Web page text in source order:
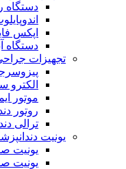
دستگاه
اپکس
دستگاه
تجهیزات
موتور
روتور
ترالی
یونیت
یونیت
یونیت